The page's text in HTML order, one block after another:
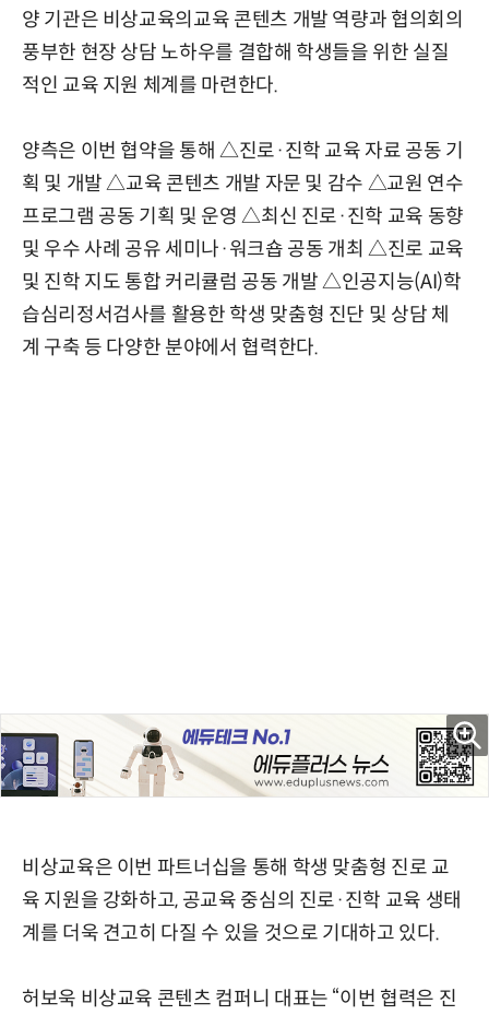
양 기관은 비상교육의교육 콘텐츠 개발 역량과 협의회의
풍부한 현장 상담 노하우를 결합해 학생들을 위한 실질
적인 교육 지원 체계를 마련한다.
양측은 이번 협약을 통해 △진로·진학 교육 자료 공동 기
획 및 개발 △교육 콘텐츠 개발 자문 및 감수 △교원 연수
프로그램 공동 기획 및 운영 △최신 진로·진학 교육 동향
및 우수 사례 공유 세미나·워크숍 공동 개최 △진로 교육
및 진학 지도 통합 커리큘럼 공동 개발 △인공지능(AI)학
습심리정서검사를 활용한 학생 맞춤형 진단 및 상담 체
계 구축 등 다양한 분야에서 협력한다.
비상교육은 이번 파트너십을 통해 학생 맞춤형 진로 교
육 지원을 강화하고, 공교육 중심의 진로·진학 교육 생태
계를 더욱 견고히 다질 수 있을 것으로 기대하고 있다.
허보욱 비상교육 콘텐츠 컴퍼니 대표는 “이번 협력은 진